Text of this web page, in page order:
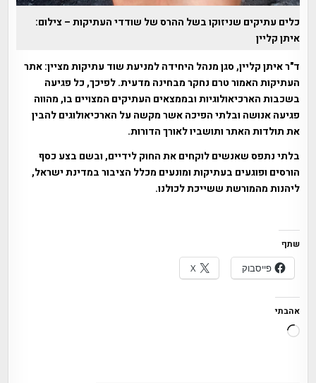
כלים עתיקים שניזוקו בשל ההרס של שודדי העתיקות – צילום:
איתן קליין
ד"ר איתן קליין, סגן מנהל היחידה למניעת שוד עתיקות מציין: אתר
העתיקות האמור טרם נחקר מבחינה מדעית. לפיכך, כל פגיעה
בשכבות הארכיאולוגיות ובממצאים העתיקים המצויים בו, מהווה
פגיעה אנושה ובלתי הפיכה אשר מקשה על הארכיאולוגים להבין
את תולדות האתר ותושביו לאורך הדורות.
בלתי נתפס שאנשים לוקחים את החוק לידיים, ובשם בצע כסף
הורסים ופוגעים בעתיקות ומונעים מכלל הציבור במדינת ישראל,
ליהנות מהמורשת ששייכת לכולנו.
שתף
פייסבוק
X
אהבתי
טוען...